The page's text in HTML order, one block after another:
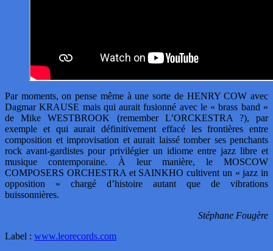
Par moments, on pense même à une sorte de HENRY COW avec
Dagmar KRAUSE mais qui aurait fusionné avec le « brass band »
de Mike WESTBROOK (remember L’ORCKESTRA ?), par
exemple et qui aurait définitivement effacé les frontières entre
composition et improvisation et aurait laissé tomber ses penchants
rock avant-gardistes pour privilégier un idiome entre jazz libre et
musique contemporaine. À leur manière, le MOSCOW
COMPOSERS ORCHESTRA et SAINKHO cultivent un « jazz in
opposition » chargé d’histoire autant que de vibrations
buissonnières.
Stéphane Fougère
Label : www.leorecords.com